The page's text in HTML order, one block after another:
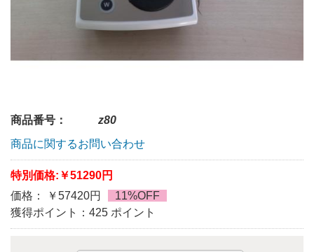
商品番号：
z80
商品に関するお問い合わせ
特別価格: ￥51290円
価格： ￥57420円
11%OFF
獲得ポイント：425 ポイント